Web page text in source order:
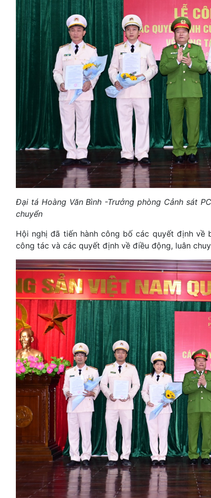
Đại tá Hoàng Văn Bình -Trưởng phòng Cảnh sát
chuyển
Hội nghị đã tiến hành công bố các quyết định
công tác và các quyết định về điều động, luân